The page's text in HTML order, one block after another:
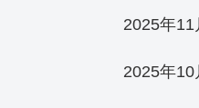
2025年11
2025年10